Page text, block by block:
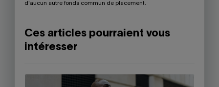
d'aucun autre fonds commun de placement.
Ces articles pourraient vous
intéresser